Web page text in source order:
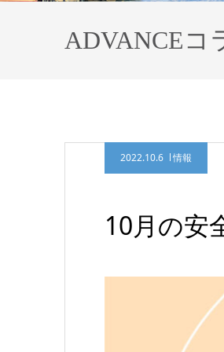
ADVANCEコ
2022.10.6 情報
10月の安